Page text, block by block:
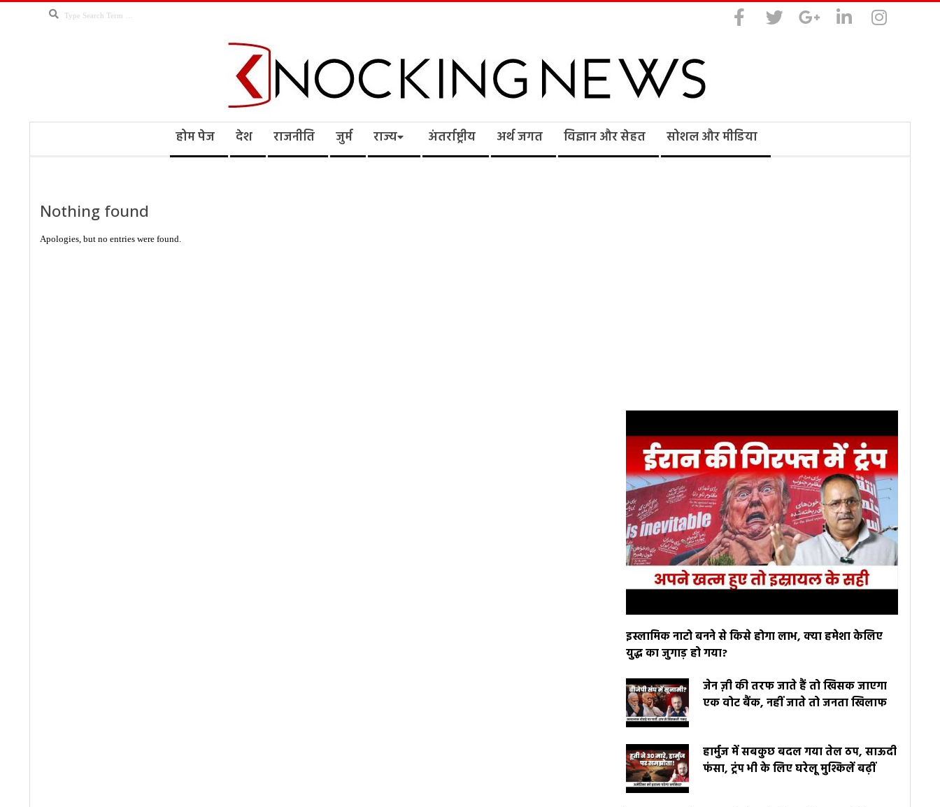
Search
Knocking
होम पेज देश राजनीति जुर्म राज्य अंतर्राष्ट्रीय अर्थ जगत विज्ञान और सेहत सोशल और मीडिया
Nothing found
Apologies, but no entries were found.
इस्लामिक नाटो बनने से किसे होगा लाभ, क्या हमेशा केलिए
युद्ध का जुगाड़ हो गया?
जेन ज़ी की तरफ जाते हैं तो खिसक जाएगा
एक वोट बैंक, नहीं जाते तो जनता खिलाफ
हार्मुज में सबकुछ बदल गया तेल ठप, साऊदी
फंसा, ट्रंप भी के लिए घरेलू मुश्किलें बढ़ीं